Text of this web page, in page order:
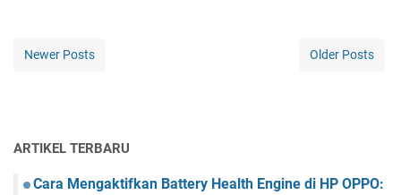
Newer Posts Older Posts
ARTIKEL TERBARU
Cara Mengaktifkan Battery Health Engine di HP OPPO: